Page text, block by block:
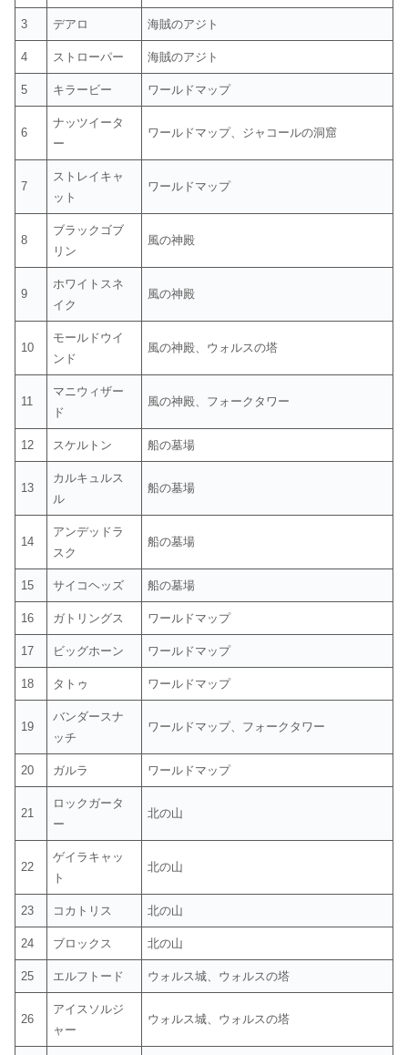
3 デアロ 海賊のアジト
4 ストローパー 海賊のアジト
5 キラービー ワールドマップ
6
ナッツイータ
ー
ワールドマップ、ジャコールの洞窟
7
ストレイキャ
ット
ワールドマップ
8
ブラックゴブ
リン
風の神殿
9
ホワイトスネ
イク
風の神殿
10
モールドウイ
ンド
風の神殿、ウォルスの塔
11
マニウィザー
ド
風の神殿、フォークタワー
12 スケルトン 船の墓場
13
カルキュルス
ル
船の墓場
14
アンデッドラ
スク
船の墓場
15 サイコヘッズ 船の墓場
16 ガトリングス ワールドマップ
17 ビッグホーン ワールドマップ
18 タトゥ ワールドマップ
19
バンダースナ
ッチ
ワールドマップ、フォークタワー
20 ガルラ ワールドマップ
21
ロックガータ
ー
北の山
22
ゲイラキャッ
ト
北の山
23 コカトリス 北の山
24 ブロックス 北の山
25 エルフトード ウォルス城、ウォルスの塔
26
アイスソルジ
ャー
ウォルス城、ウォルスの塔